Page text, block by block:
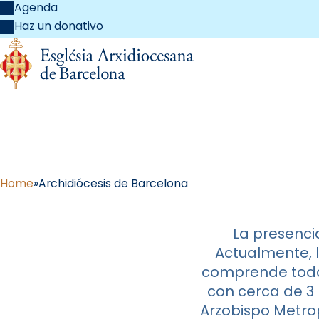
Agenda
Haz un donativo
Home Archidiócesis de Barcelona
La
Actualmente,
comprende
con cerca de
Arzobispo